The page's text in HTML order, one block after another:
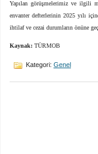
Yapılan görüşmelerimiz ve ilgili
envanter defterlerinin 2025 yılı
ihtilaf ve cezai durumların önüne
Kaynak: TÜRMOB
Kategori: Genel